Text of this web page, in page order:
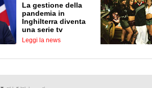
La gestione della
pandemia in
Inghilterra diventa
una serie tv
Leggi la news